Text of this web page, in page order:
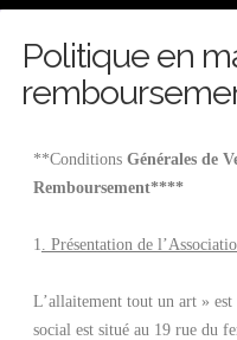
Politique en
**ConditionsGénérales de
Remboursement****
1 . Présentation de
L’allaitement tout un art »
social est situé au 19 rue du